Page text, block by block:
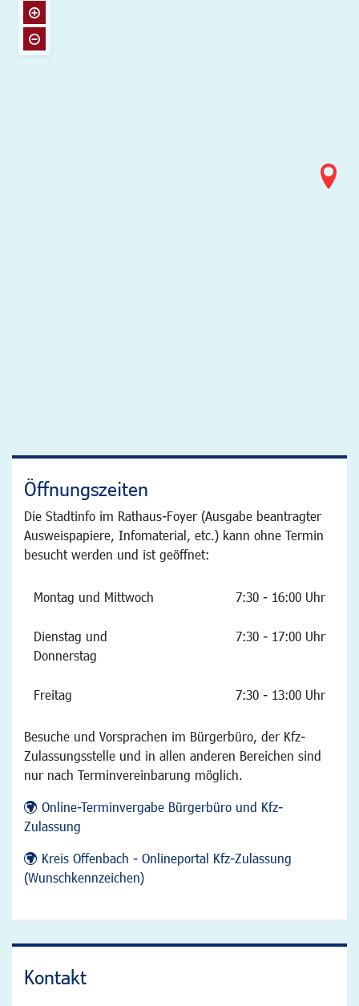
Öffnungszeiten
Die Stadtinfo im Rathaus-Foyer (Ausgabe beantragter
Ausweispapiere, Infomaterial, etc.) kann ohne Termin
besucht werden und ist geöffnet:
Montag und Mittwoch 7:30 - 16:00 Uhr
Dienstag und
Donnerstag
7:30 - 17:00 Uhr
Freitag 7:30 - 13:00 Uhr
Besuche und Vorsprachen im Bürgerbüro, der Kfz-
Zulassungsstelle und in allen anderen Bereichen sind
nur nach Terminvereinbarung möglich.
Online-Terminvergabe Bürgerbüro und Kfz-
Zulassung
Kreis Offenbach - Onlineportal Kfz-Zulassung
(Wunschkennzeichen)
Kontakt